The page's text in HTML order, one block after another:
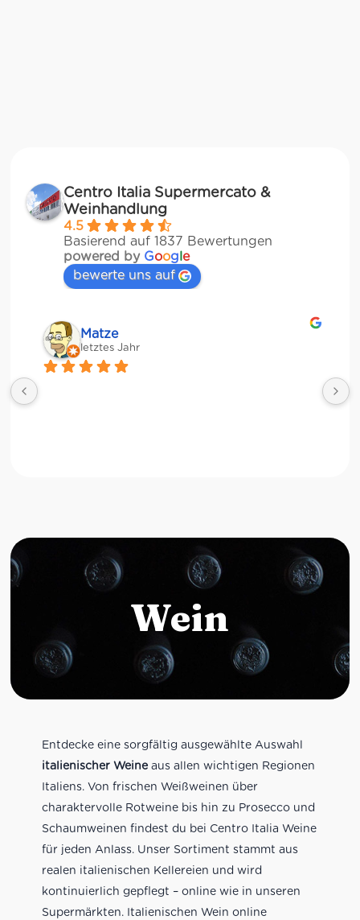
Centro Italia Supermercato &
Weinhandlung
4.5
Basierend auf 1837 Bewertungen
powered by Google
bewerte uns auf
Matze
letztes Jahr
Wein
Entdecke eine sorgfältig ausgewählte Auswahl
italienischer Weineaus allen wichtigen Regionen
Italiens. Von frischen Weißweinen über
charaktervolle Rotweine bis hin zu Prosecco und
Schaumweinen findest du bei Centro Italia Weine
für jeden Anlass. Unser Sortiment stammt aus
realen italienischen Kellereien und wird
kontinuierlich gepflegt – online wie in unseren
Supermärkten. Italienischen Wein online